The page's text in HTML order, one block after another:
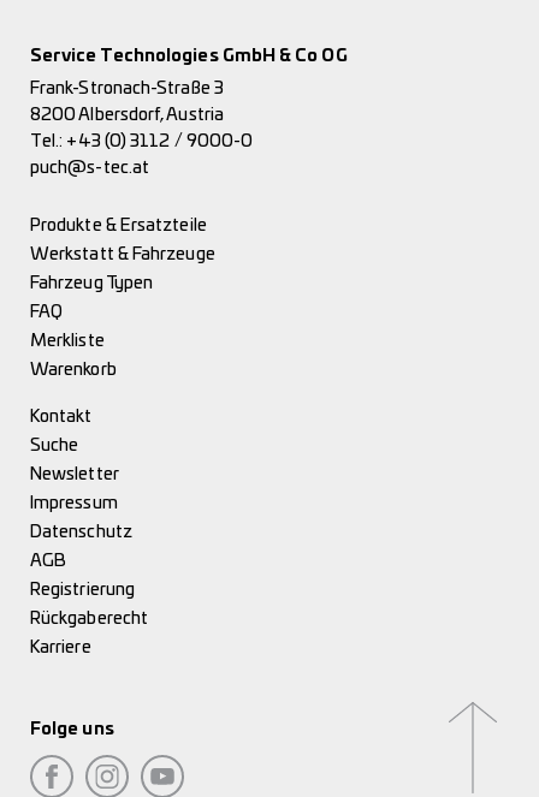
Service Technologies GmbH & Co OG
Frank-Stronach-Straße 3
8200 Albersdorf, Austria
Tel.: +43 (0) 3112 / 9000-0
puch@s-tec.at
Produkte & Ersatzteile
Werkstatt & Fahrzeuge
Fahrzeug Typen
FAQ
Merkliste
Warenkorb
Kontakt
Suche
Newsletter
Impressum
Datenschutz
AGB
Registrierung
Rückgaberecht
Karriere
Folge uns